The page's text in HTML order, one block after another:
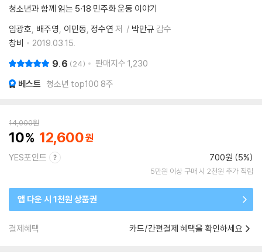
청소년과 함께 읽는 5·18 민주화 운동 이야기
임광호 배주영 이민동 정수연 저 박만규 감수
창비
2019.03.15.
9.6 24 판매지수 1,230
베스트 청소년 top100 8주
14,000원
10 12,600
YES포인트 700원 (5%)
5만원 이상 구매 시 2천원 추가 적립
앱 다운 시 1천원 상품권
결제혜택 카드/간편결제 혜택을 확인하세요